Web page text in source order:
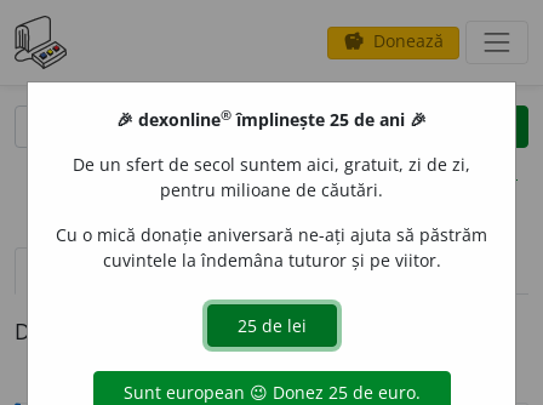
savings Donează
clear
opțiuni
definiții (1) pronunțievolume_up (1)
Definiția cu ID-ul 935711:
🎉 dexonline® împlinește 25 de ani 🎉
De un sfert de secol suntem aici, gratuit, zi de zi,
pentru milioane de căutări.
Cu o mică donație aniversară ne-ați ajuta să păstrăm
cuvintele la îndemâna tuturor și pe viitor.